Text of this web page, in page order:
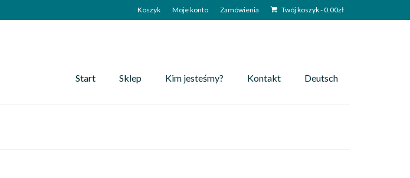
Koszyk Moje konto Zamówienia Twój koszyk-0.00zł
Start Sklep Kim jesteśmy? Kontakt Deutsch